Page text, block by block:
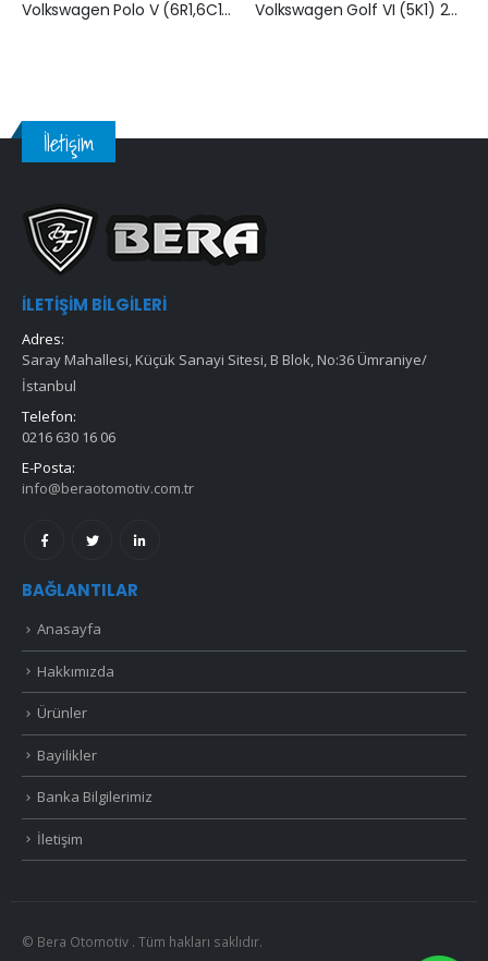
Volkswagen Polo V (6R1,6C1) 2014-2017 Arası 1.4 Dizel Hava Filtresi Volkswagen Golf VI (5K1) 2009-2012 Arası 1.6 Tdi Hava Filtresi
İletişim
İLETIŞIM BILGILERI
Adres:
Saray Mahallesi, Küçük Sanayi Sitesi, B Blok, No:36 Ümraniye/
İstanbul
Telefon:
0216 630 16 06
E-Posta:
info@beraotomotiv.com.tr
BAĞLANTILAR
Anasayfa
Hakkımızda
Ürünler
Bayilikler
Banka Bilgilerimiz
İletişim
© Bera Otomotiv . Tüm hakları saklıdır.